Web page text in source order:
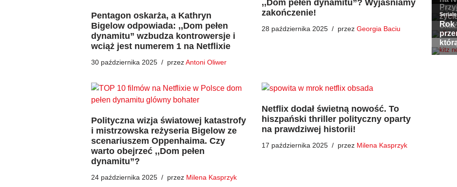
Pentagon oskarża, a Kathryn
Bigelow odpowiada: ,,Dom pełen
dynamitu” wzbudza kontrowersje i
wciąż jest numerem 1 na Netflixie
30 października 2025 przezAntoni Oliwer
,,Dom pełen dynamitu”? Wyjaśniamy
zakończenie!
28 października 2025 przez Georgia Baciu
Polityczna wizja światowej katastrofy
i mistrzowska reżyseria Bigelow ze
scenariuszem Oppenhaima. Czy
warto obejrzeć ,,Dom pełen
dynamitu”?
24 października 2025 przez Milena Kasprzyk
Netflix dodał świetną nowość. To
hiszpański thriller polityczny oparty
na prawdziwej historii!
17 października 2025 przez Milena Kasprzyk